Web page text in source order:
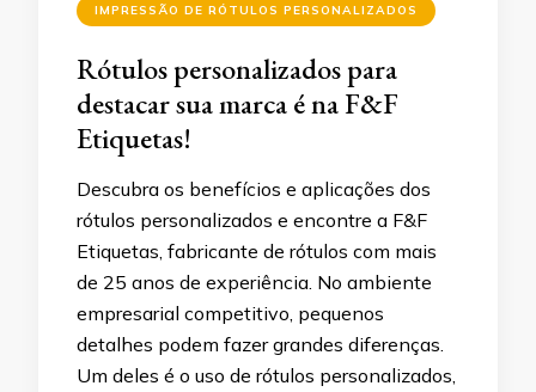
IMPRESSÃO DE RÓTULOS PERSONALIZADOS
Rótulos personalizados para
destacar sua marca é na F&F
Etiquetas!
Descubra os benefícios e aplicações dos
rótulos personalizados e encontre a F&F
Etiquetas, fabricante de rótulos com mais
de 25 anos de experiência. No ambiente
empresarial competitivo, pequenos
detalhes podem fazer grandes diferenças.
Um deles é o uso de rótulos personalizados,